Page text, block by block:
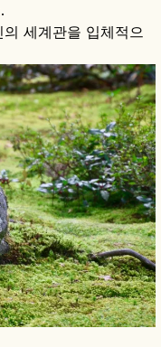
세계관을 입체적으